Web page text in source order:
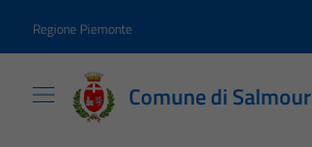
Regione Piemonte
Comune di Salmour